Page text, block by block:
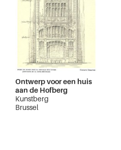
Ontwerp voor een huis
aan de Hofberg
Kunstberg
Brussel